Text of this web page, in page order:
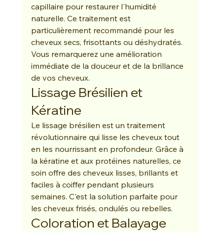
capillaire pour restaurer l'humidité
naturelle. Ce traitement est
particulièrement recommandé pour les
cheveux secs, frisottants ou déshydratés.
Vous remarquerez une amélioration
immédiate de la douceur et de la brillance
de vos cheveux.
Lissage Brésilien et
Kératine
Le lissage brésilien est un traitement
révolutionnaire qui lisse les cheveux tout
en les nourrissant en profondeur. Grâce à
la kératine et aux protéines naturelles, ce
soin offre des cheveux lisses, brillants et
faciles à coiffer pendant plusieurs
semaines. C'est la solution parfaite pour
les cheveux frisés, ondulés ou rebelles.
Coloration et Balayage